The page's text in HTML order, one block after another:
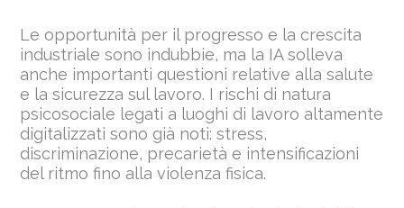
Le opportunità per il progresso e la crescita
industriale sono indubbie, ma la IA solleva
anche importanti questioni relative alla salute
e la sicurezza sul lavoro. I rischi di natura
psicosociale legati a luoghi di lavoro altamente
digitalizzati sono già noti: stress,
discriminazione, precarietà e intensificazioni
del ritmo fino alla violenza fisica.